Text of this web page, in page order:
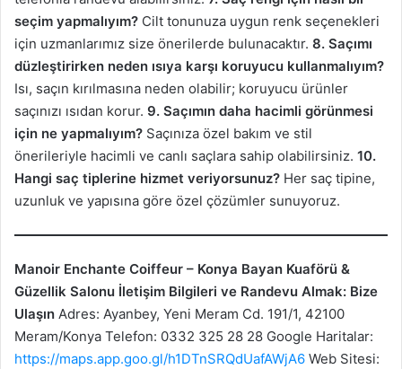
seçim yapmalıyım? Cilt tonunuza uygun renk seçenekleri
için uzmanlarımız size önerilerde bulunacaktır. 8. Saçımı
düzleştirirken neden ısıya karşı koruyucu kullanmalıyım?
Isı, saçın kırılmasına neden olabilir; koruyucu ürünler
saçınızı ısıdan korur. 9. Saçımın daha hacimli görünmesi
için ne yapmalıyım? Saçınıza özel bakım ve stil
önerileriyle hacimli ve canlı saçlara sahip olabilirsiniz. 10.
Hangi saç tiplerine hizmet veriyorsunuz? Her saç tipine,
uzunluk ve yapısına göre özel çözümler sunuyoruz.
Manoir Enchante Coiffeur – Konya Bayan Kuaförü &
Güzellik Salonu İletişim Bilgileri ve Randevu Almak: Bize
Ulaşın Adres: Ayanbey, Yeni Meram Cd. 191/1, 42100
Meram/Konya Telefon: 0332 325 28 28 Google Haritalar:
https://maps.app.goo.gl/h1DTnSRQdUafAWjA6 Web Sitesi: